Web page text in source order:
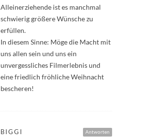
Alleinerziehende ist es manchmal
schwierig größere Wünsche zu
erfüllen.
In diesem Sinne: Möge die Macht mit
uns allen sein und uns ein
unvergessliches Filmerlebnis und
eine friedlich fröhliche Weihnacht
bescheren!
Antworten
BIGGI